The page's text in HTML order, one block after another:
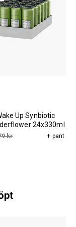
Up Synbiotic
24x330ml
kr + pant